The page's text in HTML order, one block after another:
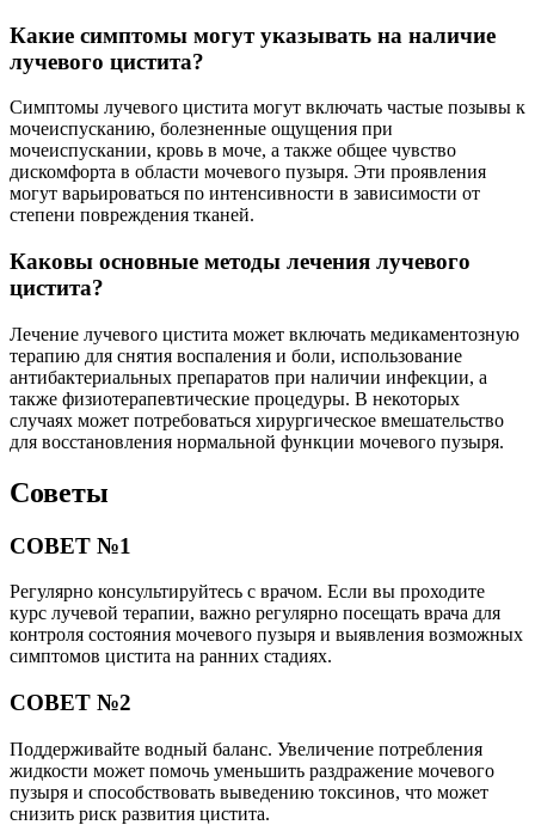
Какие симптомы могут указывать на наличие
лучевого цистита?
Симптомы лучевого цистита могут включать частые позывы к
мочеиспусканию, болезненные ощущения при
мочеиспускании, кровь в моче, а также общее чувство
дискомфорта в области мочевого пузыря. Эти проявления
могут варьироваться по интенсивности в зависимости от
степени повреждения тканей.
Каковы основные методы лечения лучевого
цистита?
Лечение лучевого цистита может включать медикаментозную
терапию для снятия воспаления и боли, использование
антибактериальных препаратов при наличии инфекции, а
также физиотерапевтические процедуры. В некоторых
случаях может потребоваться хирургическое вмешательство
для восстановления нормальной функции мочевого пузыря.
Советы
СОВЕТ №1
Регулярно консультируйтесь с врачом. Если вы проходите
курс лучевой терапии, важно регулярно посещать врача для
контроля состояния мочевого пузыря и выявления возможных
симптомов цистита на ранних стадиях.
СОВЕТ №2
Поддерживайте водный баланс. Увеличение потребления
жидкости может помочь уменьшить раздражение мочевого
пузыря и способствовать выведению токсинов, что может
снизить риск развития цистита.